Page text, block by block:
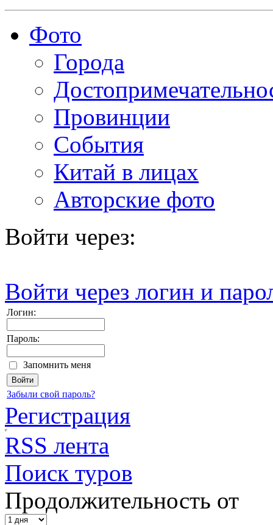
Фото
Города
Провинции
События
Китай в лицах
Авторские фото
Войти через:
Войти через логин и
Логин:
Пароль:
Запомнить меня
Забыли свой пароль?
Регистрация
RSS лента
Поиск туров
Продолжительность от